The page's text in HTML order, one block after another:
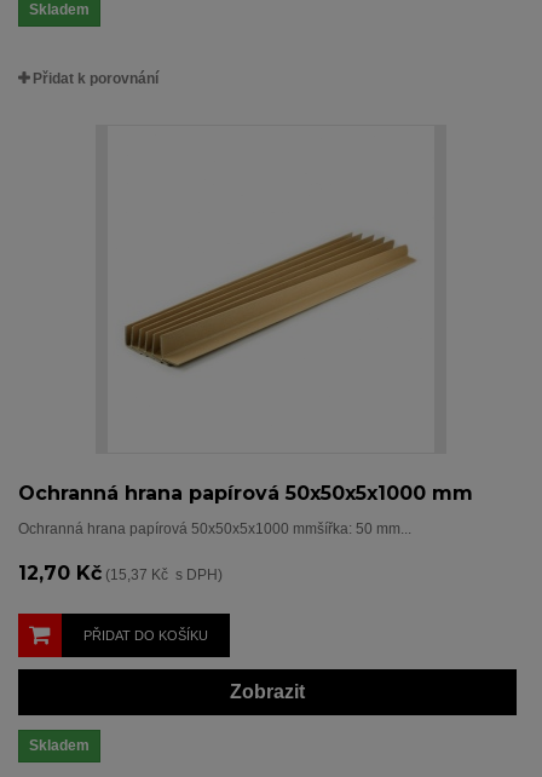
Skladem
Přidat k porovnání
Ochranná hrana papírová 50x50x5x1000 mm
Ochranná hrana papírová 50x50x5x1000 mmšířka: 50 mm...
12,70 Kč (15,37 Kč s DPH)
PŘIDAT DO KOŠÍKU
Zobrazit
Skladem